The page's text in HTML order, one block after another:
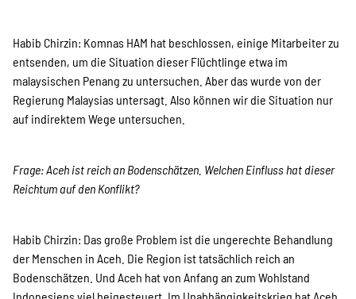
Habib Chirzin: Komnas HAM hat beschlossen, einige Mitarbeiter zu
entsenden, um die Situation dieser Flüchtlinge etwa im
malaysischen Penang zu untersuchen. Aber das wurde von der
Regierung Malaysias untersagt. Also können wir die Situation nur
auf indirektem Wege untersuchen.
Frage: Aceh ist reich an Bodenschätzen. Welchen Einfluss hat dieser
Reichtum auf den Konflikt?
Habib Chirzin: Das große Problem ist die ungerechte Behandlung
der Menschen in Aceh. Die Region ist tatsächlich reich an
Bodenschätzen. Und Aceh hat von Anfang an zum Wohlstand